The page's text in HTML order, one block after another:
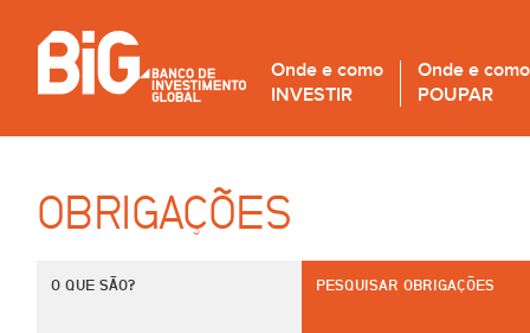
Onde e como
INVESTIR
Onde e como
POUPAR
OBRIGAÇÕES
O QUE SÃO? PESQUISAR OBRIGAÇÕES